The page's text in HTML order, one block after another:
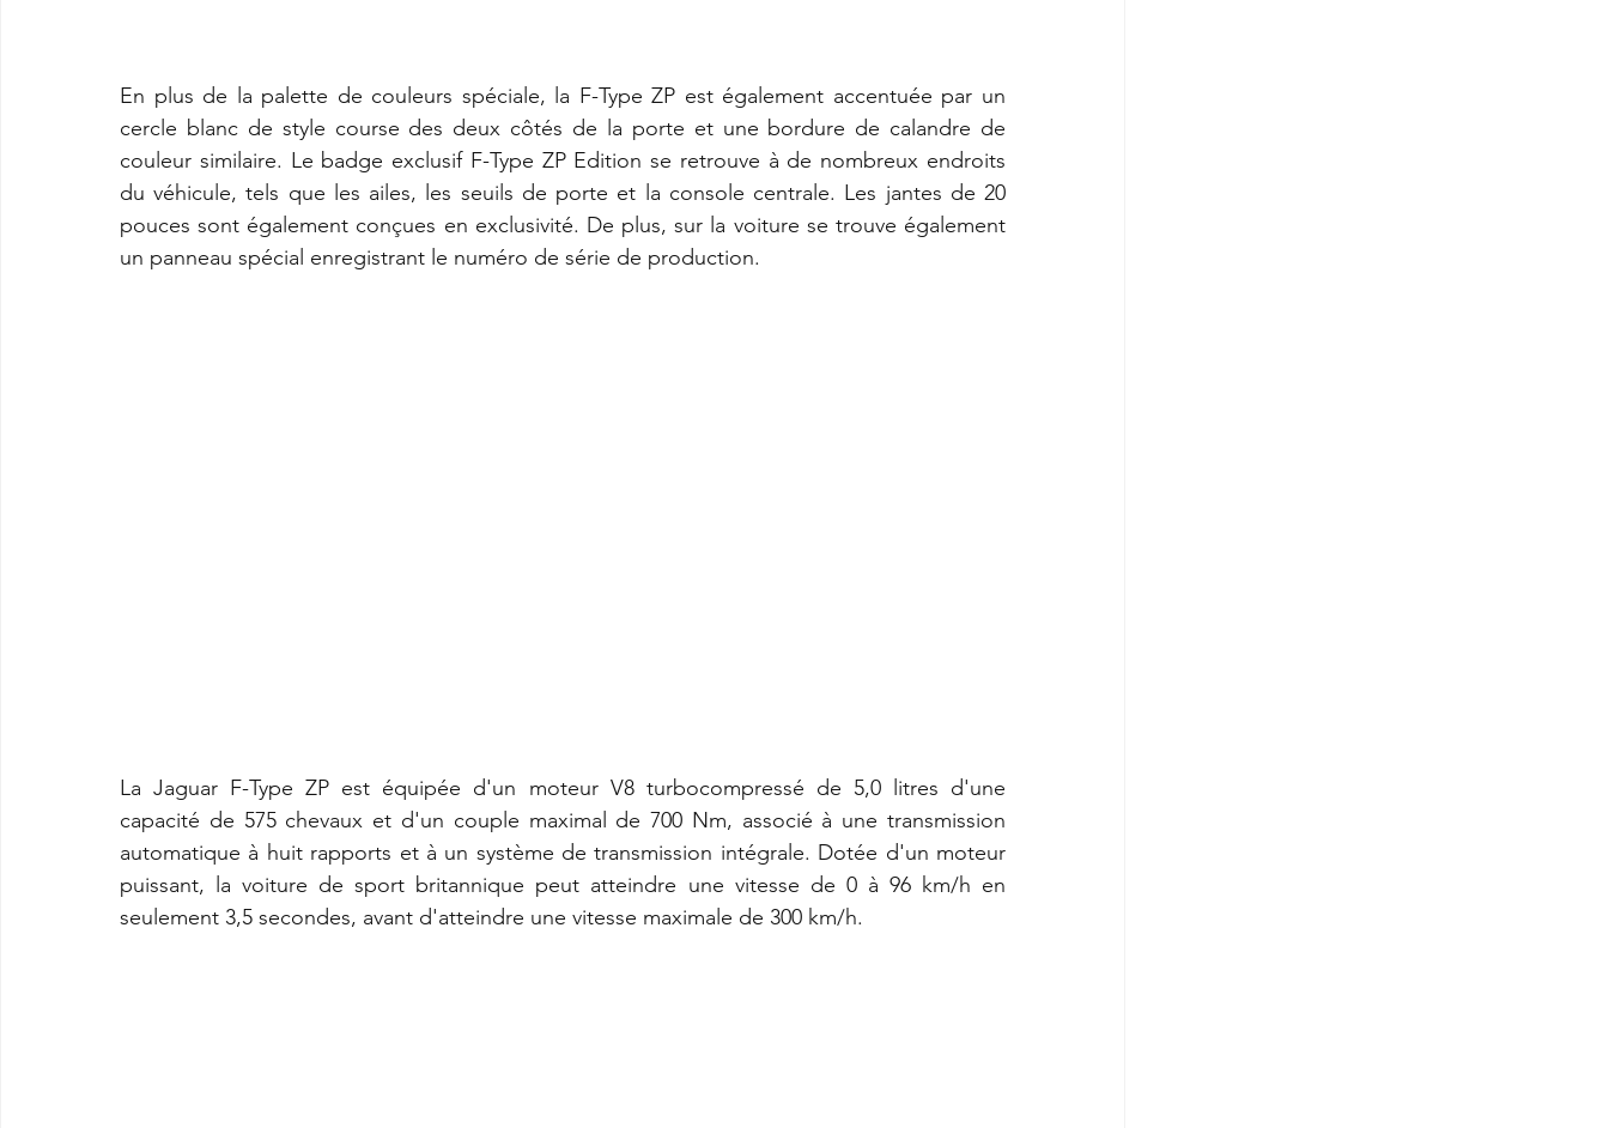
En plus de la palette de couleurs spéciale, la F-Type ZP est également accentuée par un
cercle blanc de style course des deux côtés de la porte et une bordure de calandre de
couleur similaire. Le badge exclusif F-Type ZP Edition se retrouve à de nombreux endroits
du véhicule, tels que les ailes, les seuils de porte et la console centrale. Les jantes de 20
pouces sont également conçues en exclusivité. De plus, sur la voiture se trouve également
un panneau spécial enregistrant le numéro de série de production.
La Jaguar F-Type ZP est équipée d'un moteur V8 turbocompressé de 5,0 litres d'une
capacité de 575 chevaux et d'un couple maximal de 700 Nm, associé à une transmission
automatique à huit rapports et à un système de transmission intégrale. Dotée d'un moteur
puissant, la voiture de sport britannique peut atteindre une vitesse de 0 à 96 km/h en
seulement 3,5 secondes, avant d'atteindre une vitesse maximale de 300 km/h.